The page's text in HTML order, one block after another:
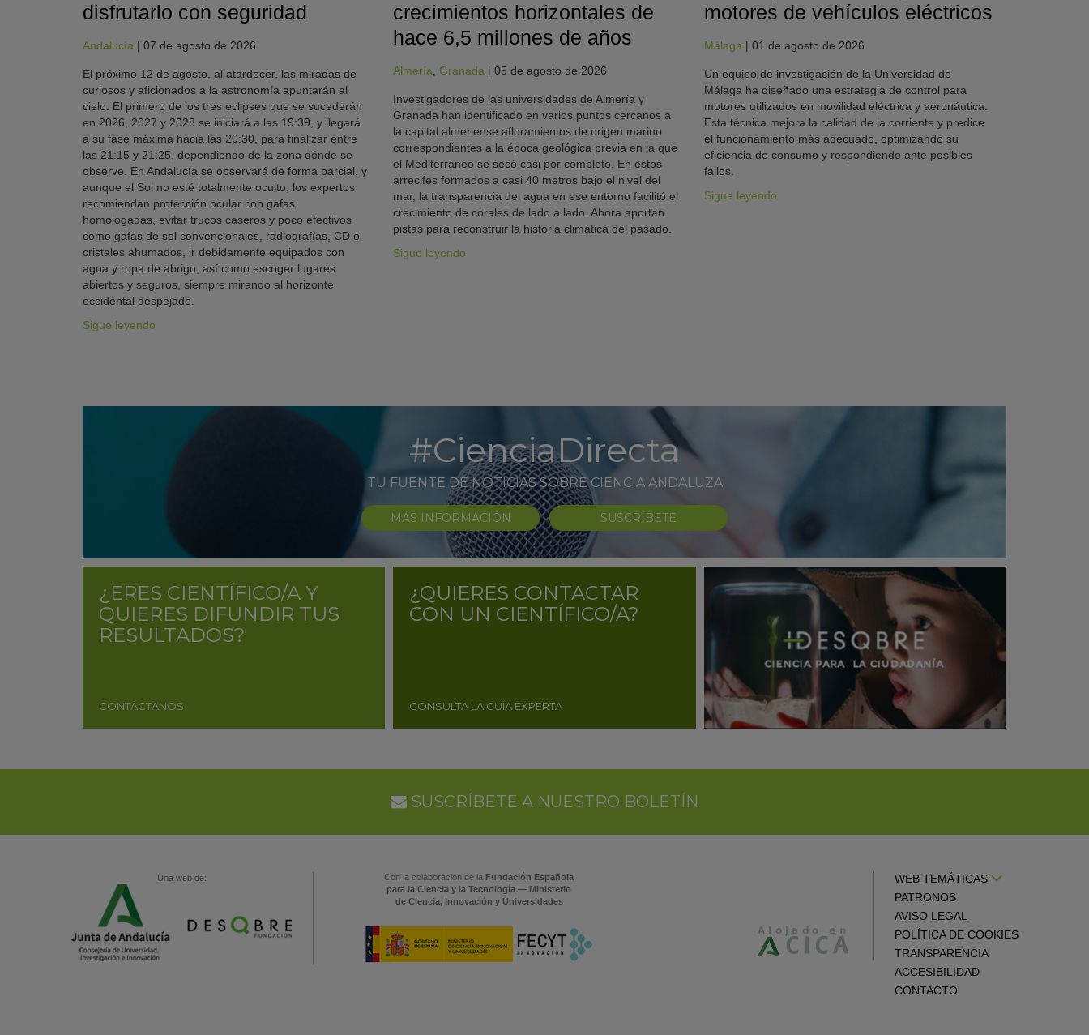
disfrutarlo con seguridad
Andalucía | 07 de agosto de 2026
El próximo 12 de agosto, al atardecer, las miradas de
curiosos y aficionados a la astronomía apuntarán al
cielo. El primero de los tres eclipses que se sucederán
en 2026, 2027 y 2028 se iniciará a las 19:39, y llegará
a su fase máxima hacia las 20:30, para finalizar entre
las 21:15 y 21:25, dependiendo de la zona dónde se
observe. En Andalucía se observará de forma parcial, y
aunque el Sol no esté totalmente oculto, los expertos
recomiendan protección ocular con gafas
homologadas, evitar trucos caseros y poco efectivos
como gafas de sol convencionales, radiografías, CD o
cristales ahumados, ir debidamente equipados con
agua y ropa de abrigo, así como escoger lugares
abiertos y seguros, siempre mirando al horizonte
occidental despejado.
Sigue leyendo
crecimientos horizontales de
hace 6,5 millones de años
Almería ,Granada |05 de agosto de 2026
Investigadores de las universidades de Almería y
Granada han identificado en varios puntos cercanos a
la capital almeriense afloramientos de origen marino
correspondientes a la época geológica previa en la que
el Mediterráneo se secó casi por completo. En estos
arrecifes formados a casi 40 metros bajo el nivel del
mar, la transparencia del agua en ese entorno facilitó el
crecimiento de corales de lado a lado. Ahora aportan
pistas para reconstruir la historia climática del pasado.
Sigue leyendo
motores de vehículos eléctricos
Málaga | 01 de agosto de 2026
Un equipo de investigación de la Universidad de
Málaga ha diseñado una estrategia de control para
motores utilizados en movilidad eléctrica y aeronáutica.
Esta técnica mejora la calidad de la corriente y predice
el funcionamiento más adecuado, optimizando su
eficiencia de consumo y respondiendo ante posibles
fallos.
Sigue leyendo
#CienciaDirecta
TU FUENTE DE NOTICIAS SOBRE CIENCIA ANDALUZA
MÁS INFORMACIÓN SUSCRÍBETE
¿ERES CIENTÍFICO/A Y
QUIERES DIFUNDIR TUS
RESULTADOS?
CONTÁCTANOS
¿QUIERES CONTACTAR
CON UN CIENTÍFICO/A?
CONSULTA LA GUÍA EXPERTA
SUSCRÍBETE A NUESTRO BOLETÍN
Una web de: Con la colaboración de la Fundación Española
para la Ciencia y la Tecnología — Ministerio
de Ciencia, Innovación y Universidades
WEB TEMÁTICAS
PATRONOS
AVISO LEGAL
POLÍTICA DE COOKIES
TRANSPARENCIA
ACCESIBILIDAD
CONTACTO